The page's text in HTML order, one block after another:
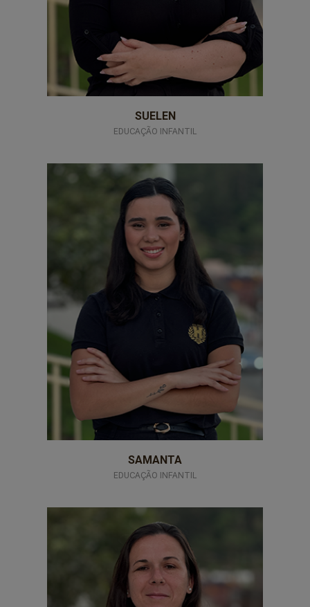
professores-13
SUELEN
EDUCAÇÃO INFANTIL
professores-14
SAMANTA
EDUCAÇÃO INFANTIL